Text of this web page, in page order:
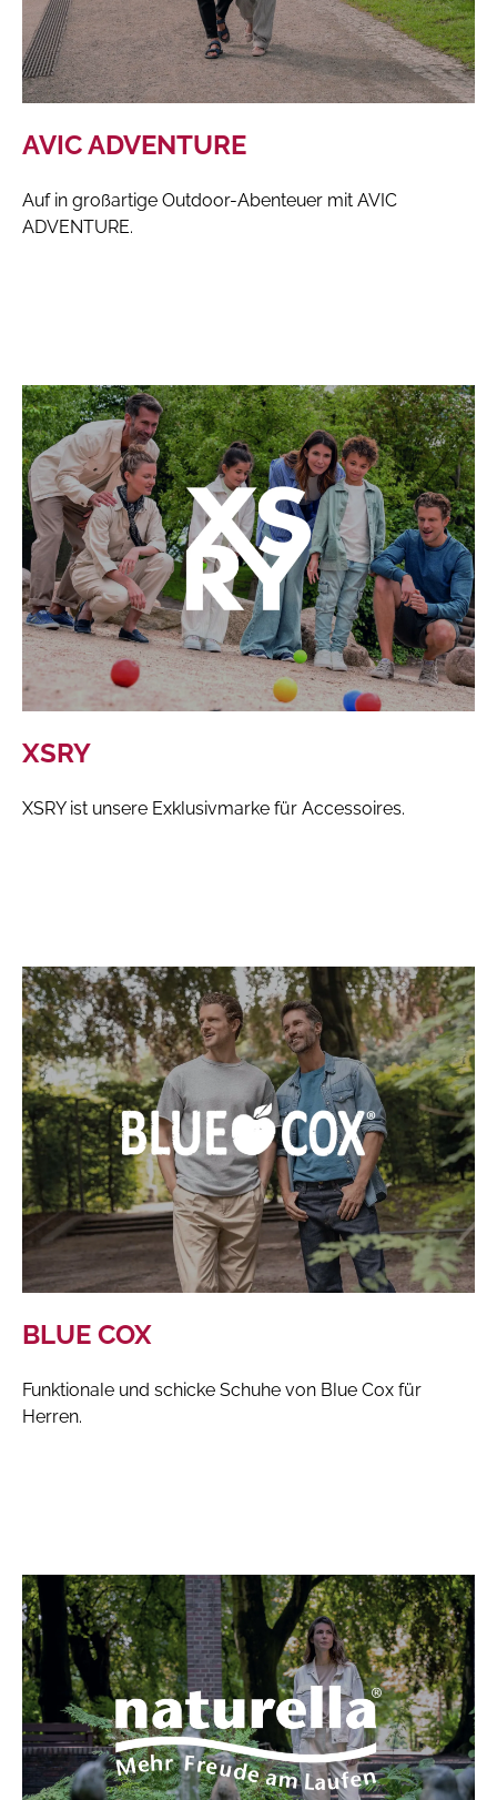
AVIC ADVENTURE
Auf in großartige Outdoor-Abenteuer mit AVIC
ADVENTURE.
XSRY
XSRY ist unsere Exklusivmarke für Accessoires.
BLUE COX
Funktionale und schicke Schuhe von Blue Cox für
Herren.